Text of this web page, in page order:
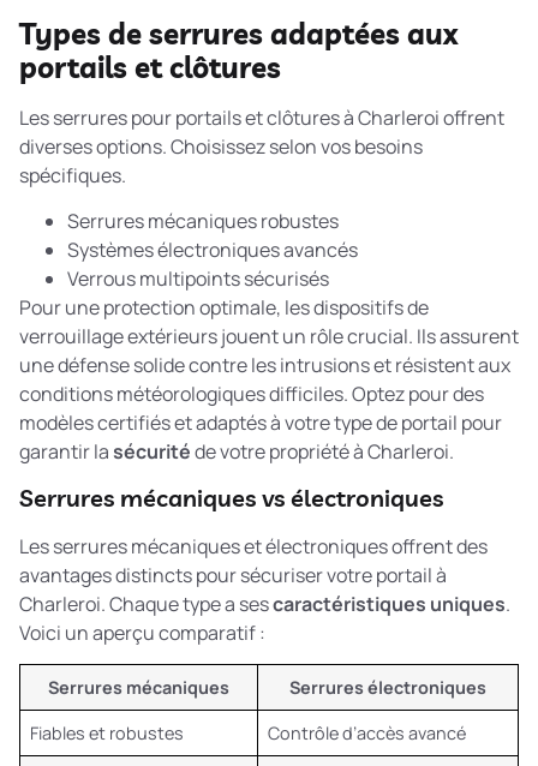
Types de serrures adaptées aux
portails et clôtures
Les serrures pour portails et clôtures à Charleroi offrent
diverses options. Choisissez selon vos besoins
spécifiques.
Serrures mécaniques robustes
Systèmes électroniques avancés
Verrous multipoints sécurisés
Pour une protection optimale, lesdispositifs de
verrouillage extérieursjouent un rôle crucial. Ils assurent
une défense solide contre les intrusions et résistent aux
conditions météorologiques difficiles. Optez pour des
modèles certifiés et adaptés à votre type de portail pour
garantir lasécuritéde votre propriété à Charleroi.
Serrures mécaniques vs électroniques
Les serrures mécaniques et électroniques offrent des
avantages distincts pour sécuriser votre portail à
Charleroi. Chaque type a sescaractéristiques uniques.
Voici un aperçu comparatif :
Serrures mécaniques
Serrures électroniques
Fiables et robustes
Contrôle d’accès avancé